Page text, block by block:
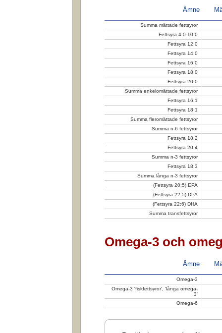
Ämne
Summa mättade fettsyror
Fettsyra 4:0-10:0
Fettsyra 12:0
Fettsyra 14:0
Fettsyra 16:0
Fettsyra 18:0
Fettsyra 20:0
Summa enkelomättade fettsyror
Fettsyra 16:1
Fettsyra 18:1
Summa fleromättade fettsyror
Summa n-6 fettsyror
Fettsyra 18:2
Fettsyra 20:4
Summa n-3 fettsyror
Fettsyra 18:3
Summa långa n-3 fettsyror
(Fettsyra 20:5) EPA
(Fettsyra 22:5) DPA
(Fettsyra 22:6) DHA
Summa transfettsyror
Omega-3 och
Ämne
Omega-3
Omega-3 'fiskfettsyror', 'långa omega-
3'
Omega-6